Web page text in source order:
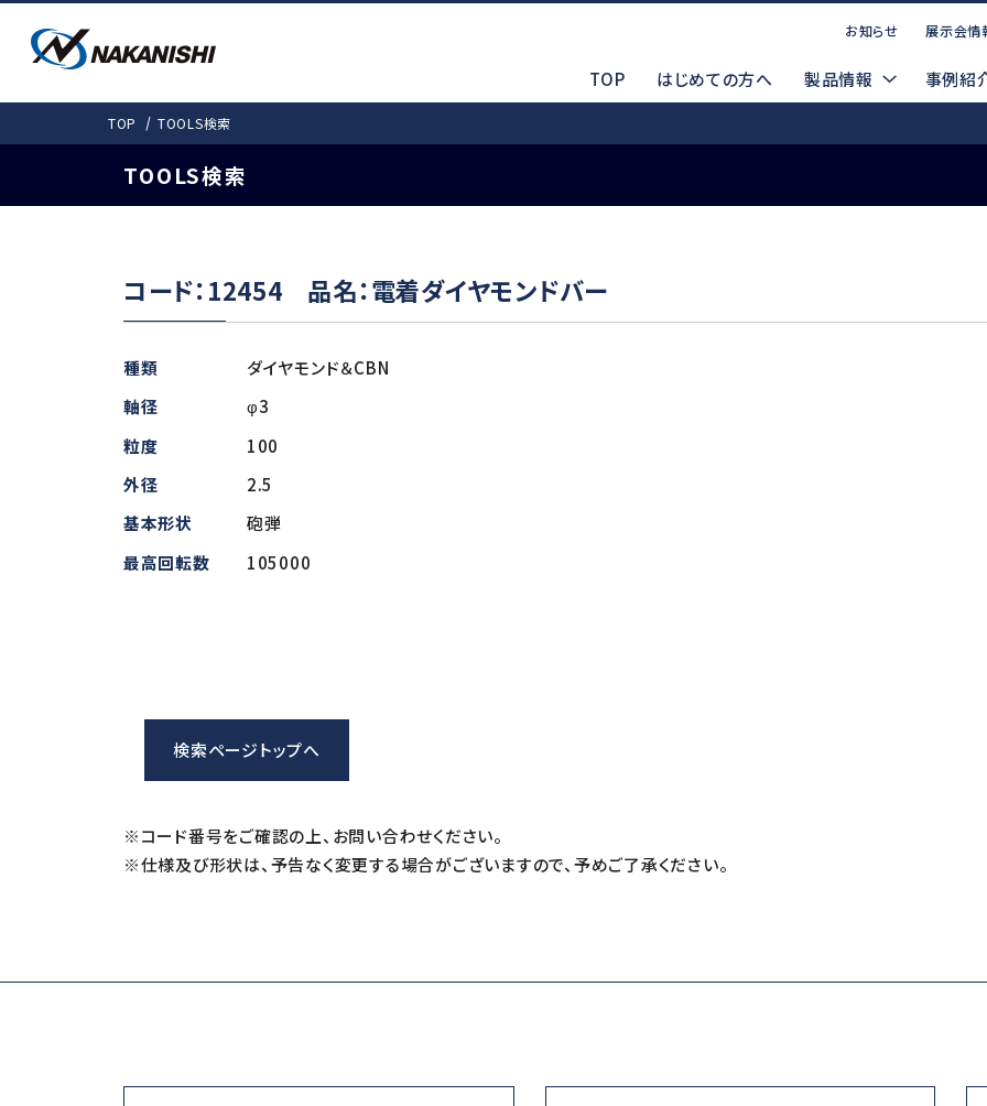
お知らせ 展示会情
TOP はじめての方へ 製品情報 事例紹
PRODUCTS
モータスピンドルTOP
製品ラインナップ 検索する
E3000i（φ30・31）
E3000 (φ30)
E2000 (φ22.8)
iSpeed3 (φ19.05・20・22)
HES (for machining)
SOLUTIONS
事例紹介
DOWNLOAD
カタログ
SUPPORT お客様サポート お問い合わせ
よくある質問 WEBお問い合わせ
非該当証明書発行依頼
COMPANY
会社概要
TOP TOOLS検索
TOOLS検索
コード：12454 品名：電着ダイヤモンドバー
種類
ダイヤモンド＆CBN
軸径
φ3
粒度
100
外径
2.5
基本形状
砲弾
最高回転数
105000
検索ページトップへ
※コード番号をご確認の上、お問い合わせください。
※仕様及び形状は、予告なく変更する場合がございますので、予めご了承ください。